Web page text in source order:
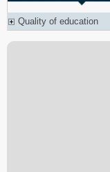
Quality of education